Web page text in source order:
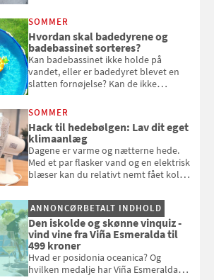
at bede naboen om at vande eller
komme hjem til døde planter
SOMMER
Hvordan skal badedyrene og
badebassinet sorteres?
Kan badebassinet ikke holde på
vandet, eller er badedyret blevet en
slatten fornøjelse? Kan de ikke
opmærksom, når du smider
badebassinet eller et badedyr ud
SOMMER
Hack til hedebølgen: Lav dit eget
klimaanlæg
Dagene er varme og nætterne hede.
Med et par flasker vand og en elektrisk
blæser kan du relativt nemt fået koldt
og se, hvordan du gør
ANNONCØRBETALT INDHOLD
Den iskolde og skønne vinquiz -
vind vine fra Viña Esmeralda til
499 kroner
Hvad er posidonia oceanica? Og
hvilken medalje har Viña Esmeralda